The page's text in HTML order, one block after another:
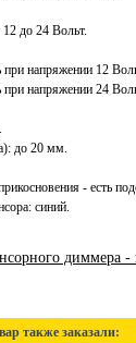
до 24 Вольт.
напряжении 12
напряжении 24
до 20 мм.
- есть
синий.
диммера -
также заказали: